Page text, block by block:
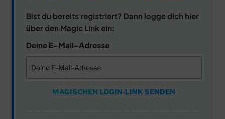
Bist du bereits registriert? Dann logge dich hier
über den Magic Link ein:
Deine E-Mail-Adresse
MAGISCHEN LOGIN-LINK SENDEN